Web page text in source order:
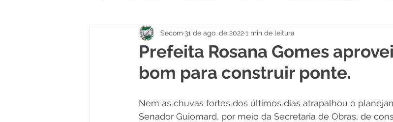
Agricultura e Produção Comunidade Assistência Social
Políticas Públicas Cultura Desporto e Lazer Nota de Pesar
Vacinômetro Dengue Convênios e Parcerias
Prefeita Rosana Gomes
bom para construir ponte.
Secom 31 de ago. de 20221 min de leitura
Nem as chuvas fortes dos últimos dias atrapalhou o
Senador Guiomard, por meio da Secretaria de Obras, de